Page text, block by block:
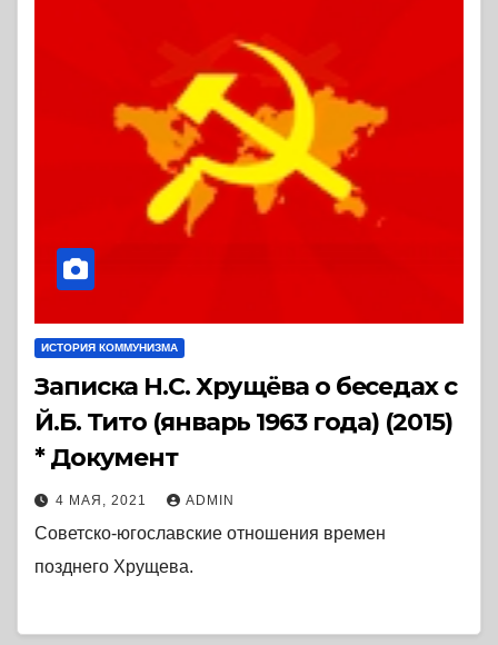
ИСТОРИЯ КОММУНИЗМА
Записка Н.С. Хрущёва о беседах с
Й.Б. Тито (январь 1963 года) (2015)
* Документ
4 МАЯ, 2021 ADMIN
Советско-югославские отношения времен
позднего Хрущева.